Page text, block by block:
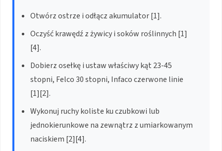
Otwórz ostrze i odłącz akumulator [1].
Oczyść krawędź z żywicy i soków roślinnych [1]
[4].
Dobierz osełkę i ustaw właściwy kąt 23-45
stopni, Felco 30 stopni, Infaco czerwone linie
[1][2].
Wykonuj ruchy koliste ku czubkowi lub
jednokierunkowe na zewnątrz z umiarkowanym
naciskiem [2][4].